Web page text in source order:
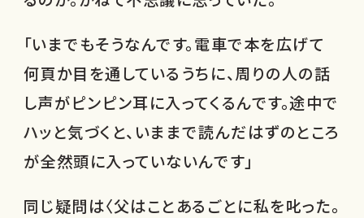
「いまでもそうなんです。電車で本を広げて
何頁か目を通しているうちに、周りの人の話
し声がピンピン耳に入ってくるんです。途中で
ハッと気づくと、いままで読んだはずのところ
が全然頭に入っていないんです」
同じ疑問は〈父はことあるごとに私を叱った。